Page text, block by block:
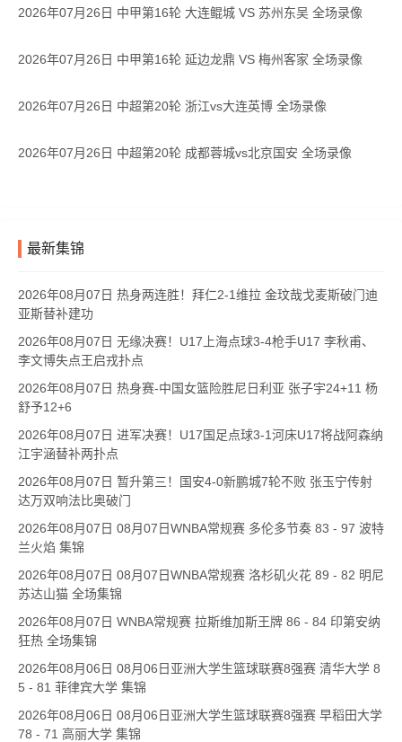
2026年07月26日 中甲第16轮 大连鲲城 VS 苏州东吴 全场录像
2026年07月26日 中甲第16轮 延边龙鼎 VS 梅州客家 全场录像
2026年07月26日 中超第20轮 浙江vs大连英博 全场录像
2026年07月26日 中超第20轮 成都蓉城vs北京国安 全场录像
最新集锦
2026年08月07日 热身两连胜！拜仁2-1维拉 金玟哉戈麦斯破门迪
亚斯替补建功
2026年08月07日 无缘决赛！U17上海点球3-4枪手U17 李秋甫、
李文博失点王启戎扑点
2026年08月07日 热身赛-中国女篮险胜尼日利亚 张子宇24+11 杨
舒予12+6
2026年08月07日 进军决赛！U17国足点球3-1河床U17将战阿森纳
江宇涵替补两扑点
2026年08月07日 暂升第三！国安4-0新鹏城7轮不败 张玉宁传射
达万双响法比奥破门
2026年08月07日 08月07日WNBA常规赛 多伦多节奏 83 - 97 波特
兰火焰 集锦
2026年08月07日 08月07日WNBA常规赛 洛杉矶火花 89 - 82 明尼
苏达山猫 全场集锦
2026年08月07日 WNBA常规赛 拉斯维加斯王牌 86 - 84 印第安纳
狂热 全场集锦
2026年08月06日 08月06日亚洲大学生篮球联赛8强赛 清华大学 8
5 - 81 菲律宾大学 集锦
2026年08月06日 08月06日亚洲大学生篮球联赛8强赛 早稻田大学
78 - 71 高丽大学 集锦